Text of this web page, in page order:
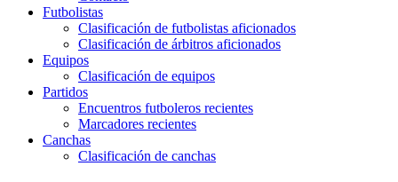
Futbolistas
Clasificación de futbolistas aficionados
Clasificación de árbitros aficionados
Equipos
Clasificación de equipos
Partidos
Encuentros futboleros recientes
Marcadores recientes
Canchas
Clasificación de canchas